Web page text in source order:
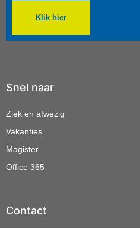
Klik hier
Snel naar
Ziek en afwezig
Vakanties
Magister
Office 365
Contact